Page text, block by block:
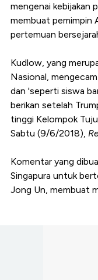
mengenai kebijakan
membuat pemimpin
pertemuan
Kudlow, yang
Nasional,
dan 'seperti siswa
berikan setelah
tinggi Kelompok
Sabtu (9/6/2018),
Komentar yang
Singapura untuk
Jong Un, membuat